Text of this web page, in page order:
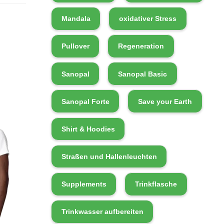
Mandala oxidativer Stress
Pullover Regeneration
Sanopal Sanopal Basic
Sanopal Forte Save your Earth
Shirt & Hoodies
Straßen und Hallenleuchten
Supplements Trinkflasche
Trinkwasser aufbereiten